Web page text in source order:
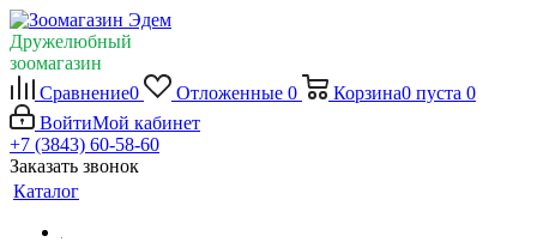
Дружелюбный
зоомагазин
Сравнение0 Отложенные 0 Корзина0 пуста 0
ВойтиМой кабинет
+7 (3843) 60-58-60
Заказать звонок
Каталог